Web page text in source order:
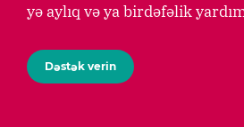
yə aylıq və ya birdəfəlik
Dəstək verin